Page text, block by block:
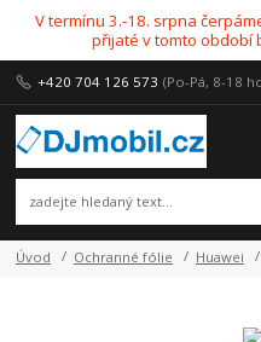
V termínu 3.-18. srpna
přijaté v tomto období
+420 704 126 573 (Po-Pá, 8-18
Úvod Ochranné fólie Huawei